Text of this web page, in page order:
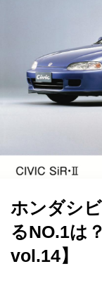
ホンダシ
るNO.1は
vol.14】